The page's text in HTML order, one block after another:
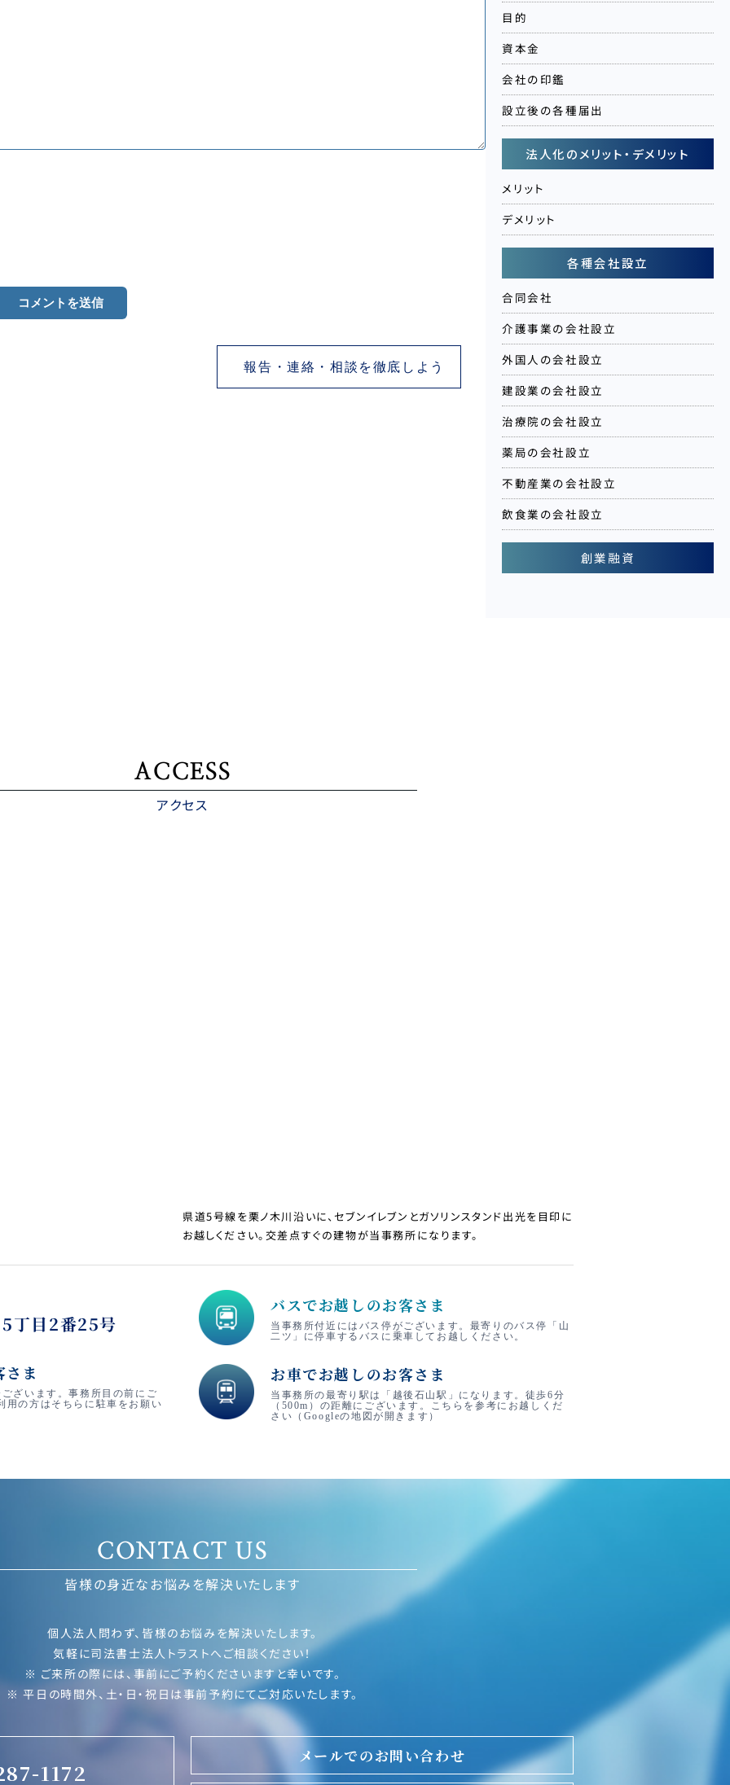
報告・連絡・相談を徹底しよう
目的
資本金
会社の印鑑
設立後の各種届出
法人化のメリット・デメリット
メリット
デメリット
各種会社設立
合同会社
介護事業の会社設立
外国人の会社設立
建設業の会社設立
治療院の会社設立
薬局の会社設立
不動産業の会社設立
飲食業の会社設立
創業融資
ACCESS
アクセス
県道5号線を栗ノ木川沿いに、セブンイレブンとガソリンスタンド出光を目印に
お越しください。交差点すぐの建物が当事務所になります。
丁目2番25号
ま
ざいます。事務所目の前にご
用の方はそちらに駐車をお願い
バスでお越しのお客さま
当事務所付近にはバス停がございます。最寄りのバス停「山
二ツ」に停車するバスに乗車してお越しください。
お車でお越しのお客さま
当事務所の最寄り駅は「越後石山駅」になります。徒歩6分
（500m）の距離にございます。こちらを参考にお越しくだ
さい（Googleの地図が開きます）
CONTACT US
皆様の身近なお悩みを解決いたします
個人法人問わず、皆様のお悩みを解決いたします。
気軽に司法書士法人トラストへご相談ください！
※ ご来所の際には、事前にご予約くださいますと幸いです。
※ 平日の時間外、土・日・祝日は事前予約にてご対応いたします。
1172
メールでのお問い合わせ